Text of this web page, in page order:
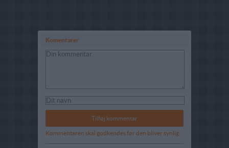
Komentarer
Kommentaren skal godkendes før den bliver synlig